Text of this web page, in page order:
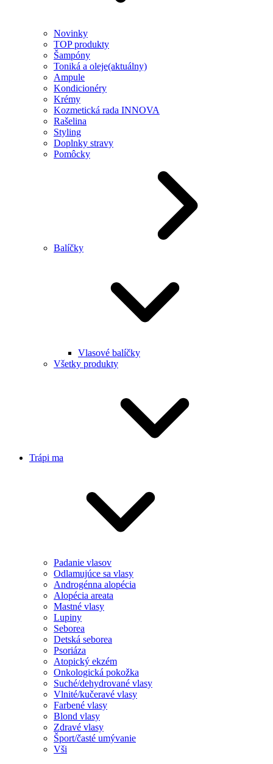
Novinky
TOP produkty
Šampóny
Toniká a oleje(aktuálny)
Ampule
Kondicionéry
Krémy
Kozmetická rada INNOVA
Rašelina
Styling
Doplnky stravy
Pomôcky
Balíčky
Vlasové balíčky
Všetky produkty
Trápi ma
Padanie vlasov
Odlamujúce sa vlasy
Androgénna alopécia
Alopécia areata
Mastné vlasy
Lupiny
Seborea
Detská seborea
Psoriáza
Atopický ekzém
Onkologická pokožka
Suché/dehydrované vlasy
Vlnité/kučeravé vlasy
Farbené vlasy
Blond vlasy
Zdravé vlasy
Šport/časté umývanie
Vši